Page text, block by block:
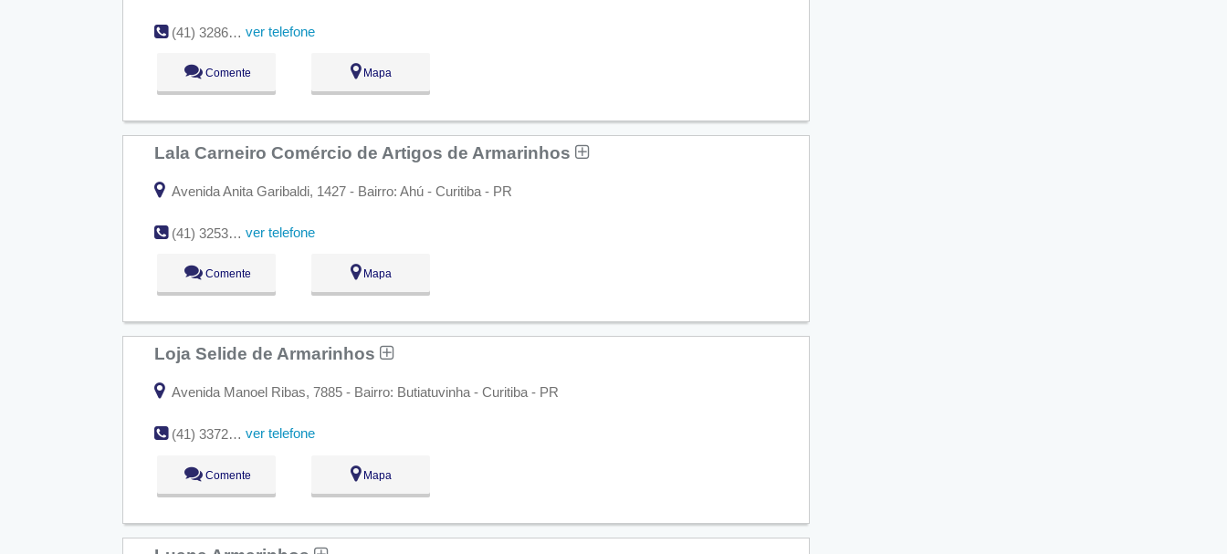
(41) 3286-8589 ver telefone
Comente Mapa
Lala Carneiro Comércio de Artigos de Armarinhos
Avenida Anita Garibaldi, 1427 - Bairro: Ahú - Curitiba - PR
(41) 3253-0640 ver telefone
Comente Mapa
Loja Selide de Armarinhos
Avenida Manoel Ribas, 7885 - Bairro: Butiatuvinha - Curitiba - PR
(41) 3372-1226 ver telefone
Comente Mapa